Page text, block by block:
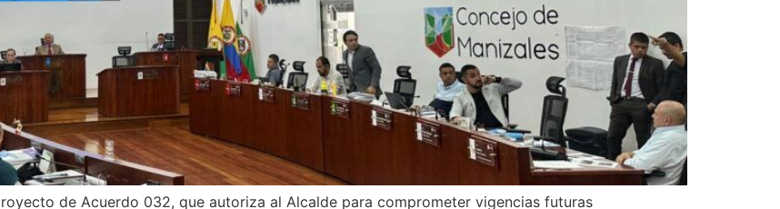
de Acuerdo 032, que autoriza al Alcalde para comprometer vigencias futuras